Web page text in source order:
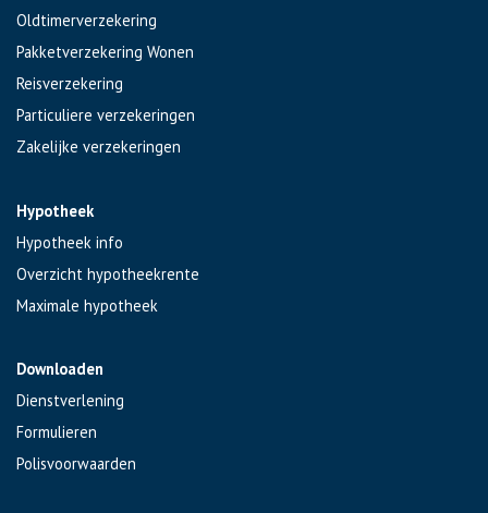
Oldtimerverzekering
Pakketverzekering Wonen
Reisverzekering
Particuliere verzekeringen
Zakelijke verzekeringen
Hypotheek
Hypotheek info
Overzicht hypotheekrente
Maximale hypotheek
Downloaden
Dienstverlening
Formulieren
Polisvoorwaarden